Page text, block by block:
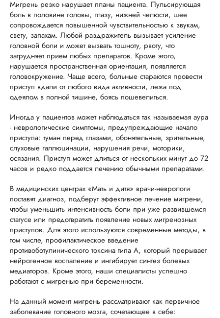
Мигрень резко нарушает планы пациента. Пульсирующая
боль в половине головы, глазу, нижней челюсти, шее
сопровождается повышенной чувствительностью к звукам,
свету, запахам. Любой раздражитель вызывает усиление
головной боли и может вызвать тошноту, рвоту, что
затрудняет прием любых препаратов. Кроме этого,
нарушается пространственная ориентация, появляется
головокружение. Чаще всего, больные стараются провести
приступ вдали от любого вида активности, лежа под
одеялом в полной тишине, боясь пошевелиться.
Иногда у пациентов может наблюдаться так называемая аура
- неврологические симптомы, предупреждающие начало
приступа: туман перед глазами, обонятельные, зрительные,
слуховые галлюцинации, нарушения речи, моторики,
осязания. Приступ может длиться от нескольких минут до 72
часов и редко поддается лечению обычными препаратами.
В медицинских центрах «Мать и дитя» врачи-неврологи
поставят диагноз, подберут эффективное лечение мигрени,
чтобы уменьшить интенсивность боли при уже развившемся
статусе или предотвратить появление новых мигренозных
приступов. Для этого используются современные методы, в
том числе, профилактическое введение
противоботулинического токсина типа А, который прерывает
нейрогенное воспаление и ингибирует синтез болевых
медиаторов. Кроме этого, наши специалисты успешно
работают с мигренью при беременности.
На данный момент мигрень рассматривают как первичное
заболевание головного мозга, сочетающее в себе: